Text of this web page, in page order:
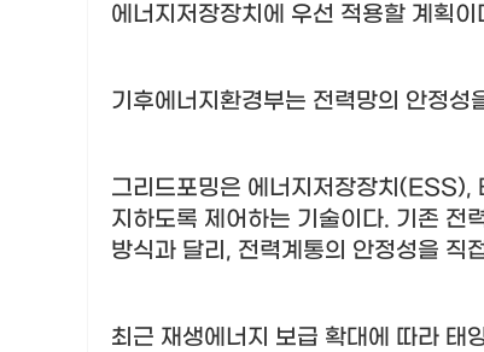
에너지저장장치에 우선 적용할 계획이
기후에너지환경부는 전력망의 안정
그리드포밍은 에너지저장장치 (ESS),
지하도록 제어하는 기술이다. 기존 전
방식과 달리 , 전력계통의 안정성을 직
최근 재생에너지 보급 확대에 따라 태